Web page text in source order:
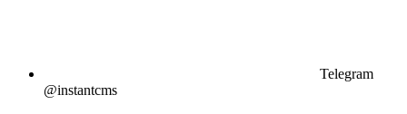
Telegram
@instantcms